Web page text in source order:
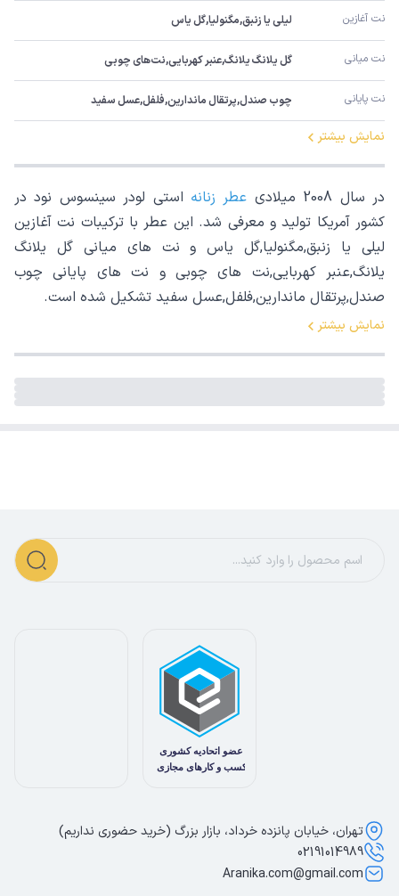
نت آغازین لیلی یا زنبق,مگنولیا,گل یاس
نت میانی گل یلانگ یلانگ,عنبر کهربایی,نت‌های چوبی
نت پایانی چوب صندل,پرتقال ماندارین,فلفل,عسل سفید
نمایش بیشتر
در سال 2008 میلادی عطر زنانه استی لودر سینسوس نود در
کشور آمریکا تولید و معرفی شد. این عطر با ترکیبات نت آغازین
لیلی یا زنبق,مگنولیا,گل یاس و نت های میانی گل یلانگ
یلانگ,عنبر کهربایی,نت های چوبی و نت های پایانی چوب
صندل,پرتقال ماندارین,فلفل,عسل سفید تشکیل شده است.
نمایش بیشتر
تهران، خیابان پانزده خرداد، بازار بزرگ (خرید حضوری نداریم)
02191014989
Aranika.com@gmail.com